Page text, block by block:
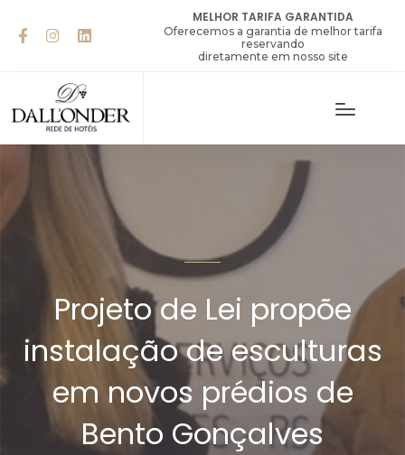
Iniciativa busca valorizar a cultura regional e incentivar o uso do
basalto, pedra que faz parte da his...">
MELHOR TARIFA GARANTIDA
Oferecemos a garantia de melhor tarifa
reservando
diretamente em nosso site
Projeto de Lei propõe
instalação de esculturas
em novos prédios de
Bento Gonçalves